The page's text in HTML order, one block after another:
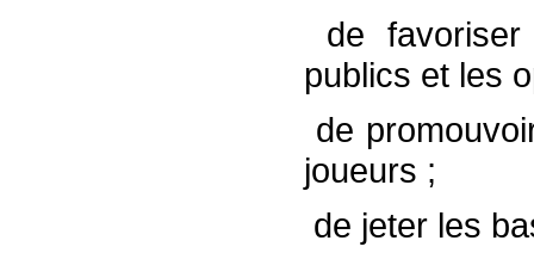
de
publics et les
de
joueurs ;
de jeter les